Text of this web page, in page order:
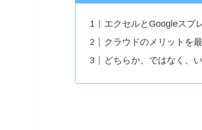
エクセルとGoogleスプ
クラウドのメリットを
どちらか、ではなく、